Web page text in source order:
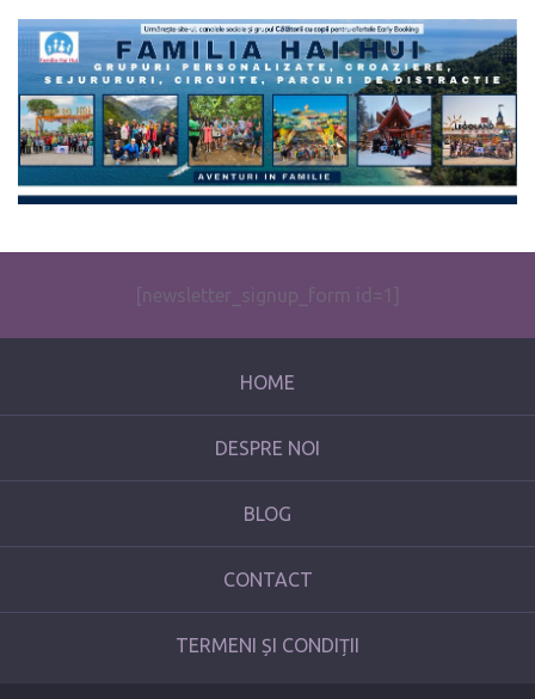
The form you have selected does not exist.
[newsletter_signup_form id=1]
HOME
DESPRE NOI
BLOG
CONTACT
TERMENI ȘI CONDIȚII